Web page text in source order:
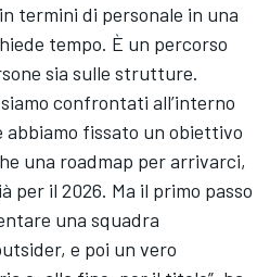
termini di personale in una
tempo. È un percorso
sia sulle strutture.
confrontati all’interno
abbiamo fissato un obiettivo
una roadmap per arrivarci,
per il 2026. Ma il primo passo
una squadra
e poi un vero